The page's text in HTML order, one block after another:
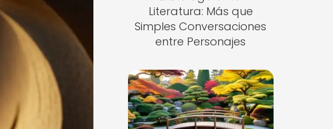
Literatura: Más que
Simples Conversaciones
entre Personajes